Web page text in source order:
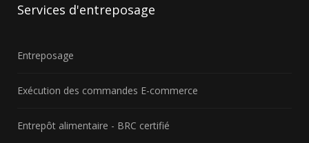
Services d'entreposage
Entreposage
Exécution des commandes E-commerce
Entrepôt alimentaire - BRC certifié